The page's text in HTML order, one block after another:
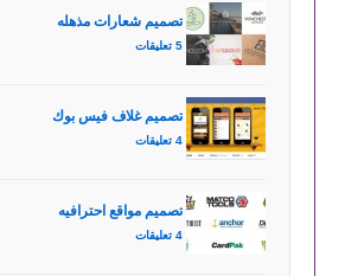
تصميم شعارات مذهله
5 تعليقات
تصميم غلاف فيس بوك
4 تعليقات
تصميم مواقع احترافيه
4 تعليقات